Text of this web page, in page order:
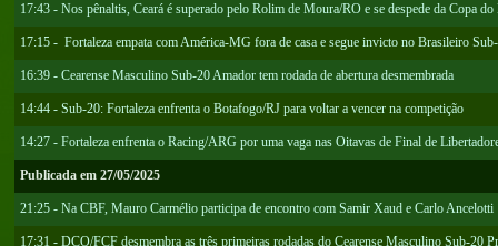
17:43 - Nos pênaltis, Ceará é superado pelo Rolim de Moura/RO e se despede da Copa
17:15 - Fortaleza empata com América-MG fora de casa e segue invicto no Brasileiro
16:39 - Cearense Masculino Sub-20 Amador tem rodada de abertura desmembrada
14:44 - Sub-20: Fortaleza enfrenta o Botafogo/RJ para voltar a vencer na competição
14:27 - Fortaleza enfrenta o Racing/ARG por uma vaga nas Oitavas de Final de
Publicada em 27/05/2025
21:25 - Na CBF, Mauro Carmélio participa de encontro com Samir Xaud e Carlo Ancelotti
17:31 - DCO/FCF desmembra as três primeiras rodadas do Cearense Masculino Sub-20